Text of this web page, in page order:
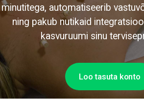
minutitega, automatiseerib
ning pakub nutikaid
kasvuruumi sinu
Loo tasuta konto